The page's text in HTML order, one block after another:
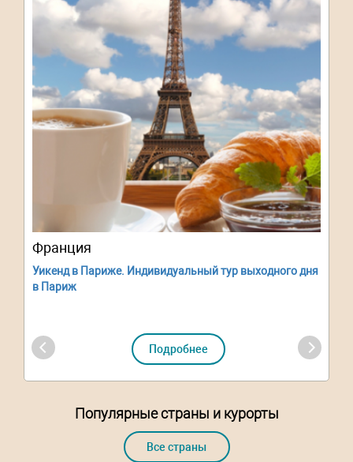
Франция
Уикенд в Париже. Индивидуальный тур выходного дня
в Париж
Подробнее
Популярные страны и курорты
Все страны